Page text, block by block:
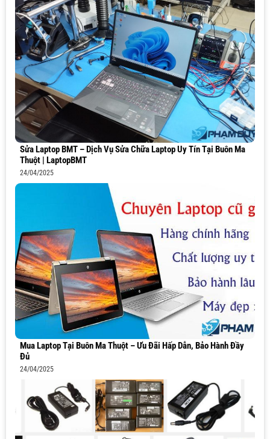
Sửa Laptop BMT – Dịch Vụ Sửa Chữa Laptop Uy Tín Tại Buôn Ma
Thuột | LaptopBMT
24/04/2025
Mua Laptop Tại Buôn Ma Thuột – Ưu Đãi Hấp Dẫn, Bảo Hành Đầy
Đủ
24/04/2025